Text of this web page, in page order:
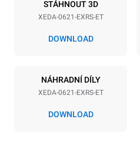
91 kWh/den
STÁHNOUT 3D
XEDA-0621-EXRS-ET
DOWNLOAD
NÁHRADNÍ DÍLY
XEDA-0621-EXRS-ET
DOWNLOAD